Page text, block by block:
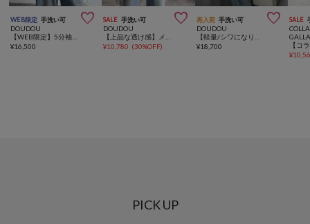
WEB限定 手洗い可 
DOUDOU
【WEB限定】5分袖メッシュ半袖ジャケット
¥16,500
SALE 手洗い可 
DOUDOU
【上品な透け感】メッシュシャツ
¥10,780 (30%OFF)
再入荷 手洗い可 
DOUDOU
【軽量/シワになりにくい】GOLD1つボタンメッシュ半袖ジャケット
¥18,700
SALE
¥
PICK UP